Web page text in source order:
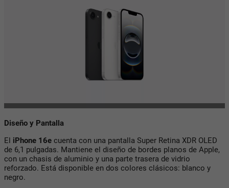
Diseño y Pantalla
El iPhone 16e cuenta con una pantalla Super Retina XDR OLED
de 6,1 pulgadas. Mantiene el diseño de bordes planos de Apple,
con un chasis de aluminio y una parte trasera de vidrio
reforzado. Está disponible en dos colores clásicos: blanco y
negro.